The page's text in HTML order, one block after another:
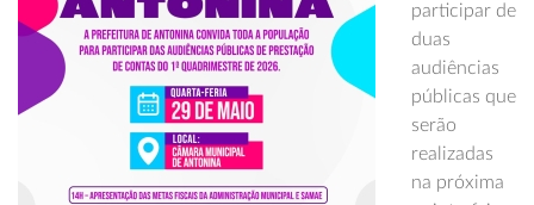
participar de
duas
audiências
públicas que
serão
realizadas
na próxima